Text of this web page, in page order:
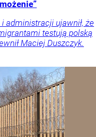
administracji ujawnił, że
testują polską
Maciej Duszczyk.